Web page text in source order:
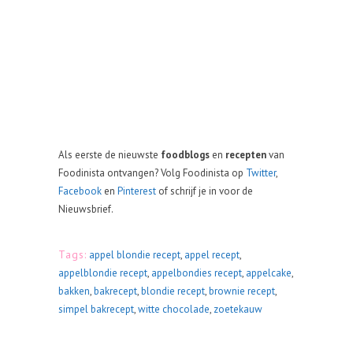
Als eerste de nieuwste foodblogs en receptenvan
Foodinista ontvangen? Volg Foodinista op Twitter,
Facebook en Pinterest of schrijf je in voor de
Nieuwsbrief.
Tags: appel blondie recept, appel recept,
appelblondie recept, appelbondies recept, appelcake,
bakken,bakrecept,blondie recept,brownie recept,
simpel bakrecept,witte chocolade, zoetekauw